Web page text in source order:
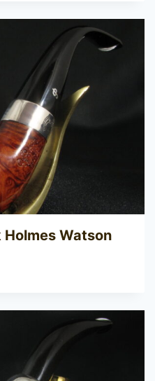
Holmes Watson